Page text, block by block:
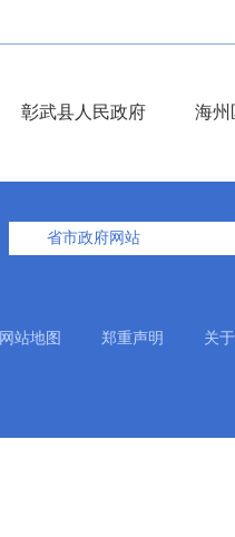
彰武县人民政府 海州
网站地图 郑重声明 关